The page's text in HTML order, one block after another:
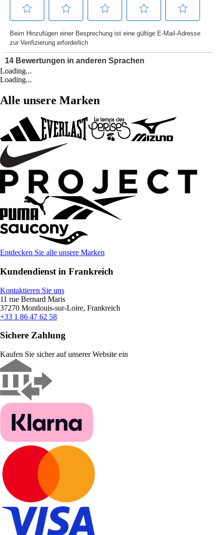
Loading...
Loading...
Alle unsere Marken
Entdecken Sie alle unsere Marken
Kundendienst in Frankreich
Kontaktieren Sie uns
11 rue Bernard Maris
37270 Montlouis-sur-Loire, Frankreich
+33 1 86 47 62 58
Sichere Zahlung
Kaufen Sie sicher auf unserer Website ein